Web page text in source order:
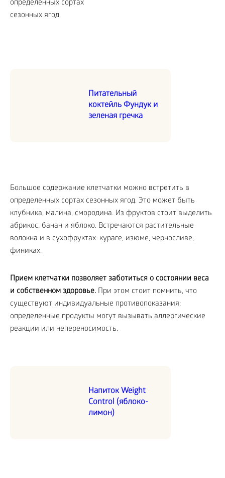
Питательный
коктейль Фундук и
зеленая гречка
Большое содержание клетчатки можно встретить в
определенных сортах сезонных ягод. Это может быть
клубника, малина, смородина. Из фруктов стоит выделить
абрикос, банан и яблоко. Встречаются растительные
волокна и в сухофруктах: кураге, изюме, черносливе,
финиках.
Прием клетчатки позволяет заботиться о состоянии веса
и собственном здоровье. При этом стоит помнить, что
существуют индивидуальные противопоказания:
определенные продукты могут вызывать аллергические
реакции или непереносимость.
Напиток Weight
Control (яблоко-
лимон)